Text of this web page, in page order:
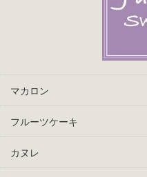
マカロン
フルーツケーキ
カヌレ